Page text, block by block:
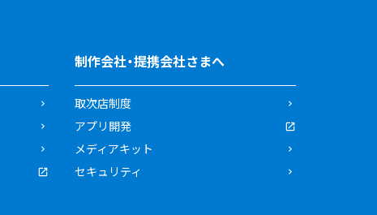
制作会社・提携会社さまへ
取次店制度
アプリ開発
メディアキット
セキュリティ